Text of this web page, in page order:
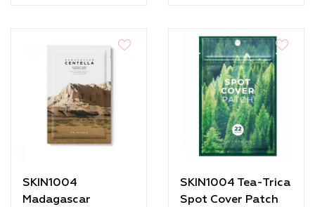
SKIN1004
Madagascar
SKIN1004 Tea-Trica
Spot Cover Patch